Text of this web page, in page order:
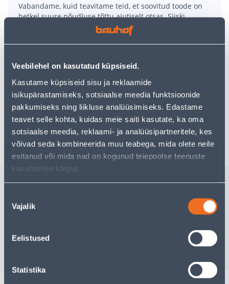
Veebilehel on kasutatud küpsiseid.
Kasutame küpsiseid sisu ja reklaamide
isikupärastamiseks, sotsiaalse meedia funktsioonide
pakkumiseks ning liikluse analüüsimiseks. Edastame
teavet selle kohta, kuidas meie saiti kasutate, ka oma
sotsiaalse meedia, reklaami- ja analüüsipartneritele, kes
võivad seda kombineerida muu teabega, mida olete neile
esitanud või mida nad on kogunud teiepoolse teenuste
kasutamise käigus.
valik
Vajalik
Eelistused
Statistika
Vabandame, kuid teavitame teid, et soovitud toode on
hetkel suure nõudluse tõttu ajutiselt otsas. Siiski
pakume suurepäraseid alternatiive samast
, mis võivad teile sama palju rõõmu
pakkuda!
uurimistööd saate jätkata, naastesavalehele
kasutades meie võimsat otsingufunktsiooni, et leida
veelgi meelepärasemad valikuid. Head ostlemist!
Tarne pole võimalik
Sarnased tooted
RULOO
Tarne pole